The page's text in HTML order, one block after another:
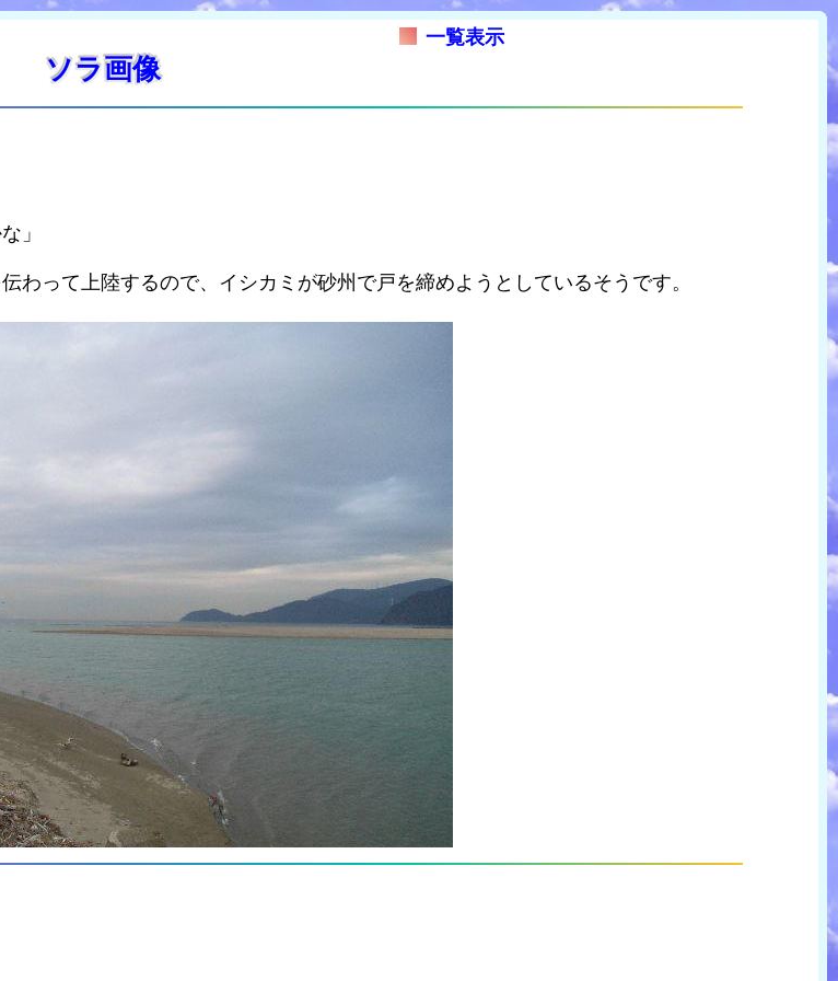
一覧表示
ソラ画像
」
って上陸するので、イシカミが砂州で戸を締めようとしているそうです。